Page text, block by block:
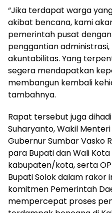
“Jika terdapat warga
akibat bencana, kami
pemerintah pusat
penggantian
akuntabilitas. Yang
segera mendapatkan
membangun kembali
tambahnya.
Rapat tersebut juga
Suharyanto, Wakil
Gubernur Sumbar Vasko
para Bupati dan Wali
kabupaten/kota, serta
Bupati Solok dalam rakor
komitmen Pemerintah
mempercepat proses